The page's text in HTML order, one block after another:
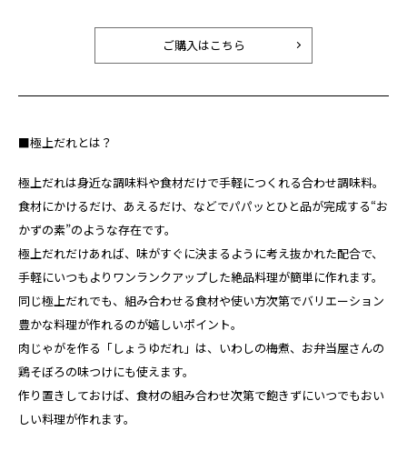
ご購入はこちら
■極上だれとは？
極上だれは身近な調味料や食材だけで手軽につくれる合わせ調味料。
食材にかけるだけ、あえるだけ、などでパパッとひと品が完成する“お
かずの素”のような存在です。
極上だれだけあれば、味がすぐに決まるように考え抜かれた配合で、
手軽にいつもよりワンランクアップした絶品料理が簡単に作れます。
同じ極上だれでも、組み合わせる食材や使い方次第でバリエーション
豊かな料理が作れるのが嬉しいポイント。
肉じゃがを作る「しょうゆだれ」は、いわしの梅煮、お弁当屋さんの
鶏そぼろの味つけにも使えます。
作り置きしておけば、食材の組み合わせ次第で飽きずにいつでもおい
しい料理が作れます。